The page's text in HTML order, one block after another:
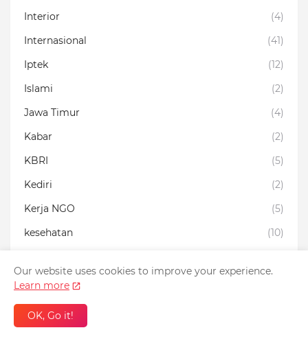
Interior
(4)
Internasional
(41)
Iptek
(12)
Islami
(2)
Jawa Timur
(4)
Kabar
(2)
KBRI
(5)
Kediri
(2)
Kerja NGO
(5)
kesehatan
(10)
Komunitas
Kriminal
Kuliner
Our website uses cookies to improve your experience.
Learn more
OK, Go it!